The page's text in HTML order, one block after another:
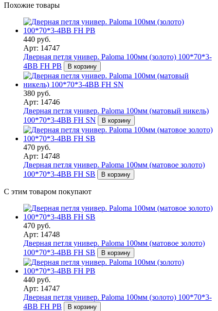
Похожие товары
440 руб.
Арт: 14747
Дверная петля универ. Paloma 100мм (золото) 100*70*3-
4BB FH PB
В корзину
380 руб.
Арт: 14746
Дверная петля универ. Paloma 100мм (матовый никель)
100*70*3-4BB FH SN
В корзину
470 руб.
Арт: 14748
Дверная петля универ. Paloma 100мм (матовое золото)
100*70*3-4BB FH SB
В корзину
С этим товаром покупают
470 руб.
Арт: 14748
Дверная петля универ. Paloma 100мм (матовое золото)
100*70*3-4BB FH SB
В корзину
440 руб.
Арт: 14747
Дверная петля универ. Paloma 100мм (золото) 100*70*3-
4BB FH PB
В корзину